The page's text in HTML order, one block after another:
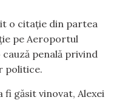
o citație din partea
pe Aeroportul
penală privind
politice.
fi găsit vinovat, Alexei